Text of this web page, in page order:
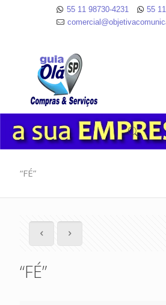
55 11 98730-4231
55
“FÉ”
“FÉ”